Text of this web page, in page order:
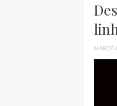
MARÇO